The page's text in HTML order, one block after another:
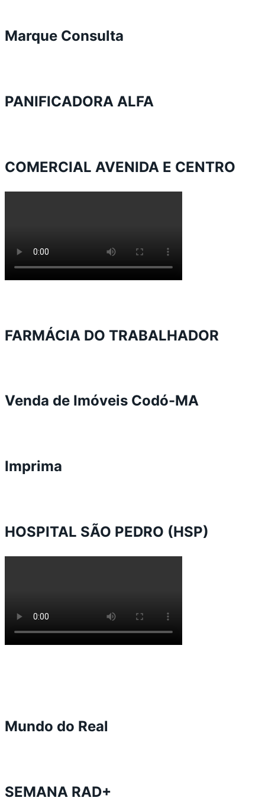
Marque Consulta
PANIFICADORA ALFA
COMERCIAL AVENIDA E CENTRO
FARMÁCIA DO TRABALHADOR
Venda de Imóveis Codó-MA
Imprima
HOSPITAL SÃO PEDRO (HSP)
Mundo do Real
SEMANA RAD+